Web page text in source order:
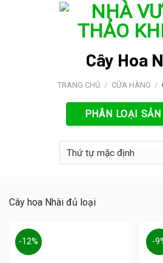
Cây Hoa
TRANG CHỦ / CỬA HÀNG /
PHÂN LOẠI
Cây hoa Nhài đủ loại
-12% -